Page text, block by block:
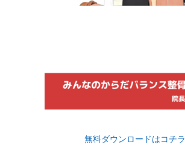
無料ダウンロードはコチラ